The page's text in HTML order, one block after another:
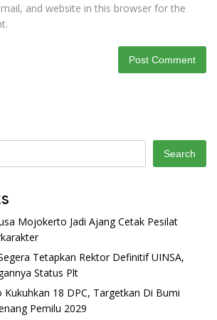
and website in this browser for the
Search
Mojokerto Jadi Ajang Cetak Pesilat
Tetapkan Rektor Definitif UINSA,
Status Plt
18 DPC, Targetkan Di Bumi
Pemilu 2029